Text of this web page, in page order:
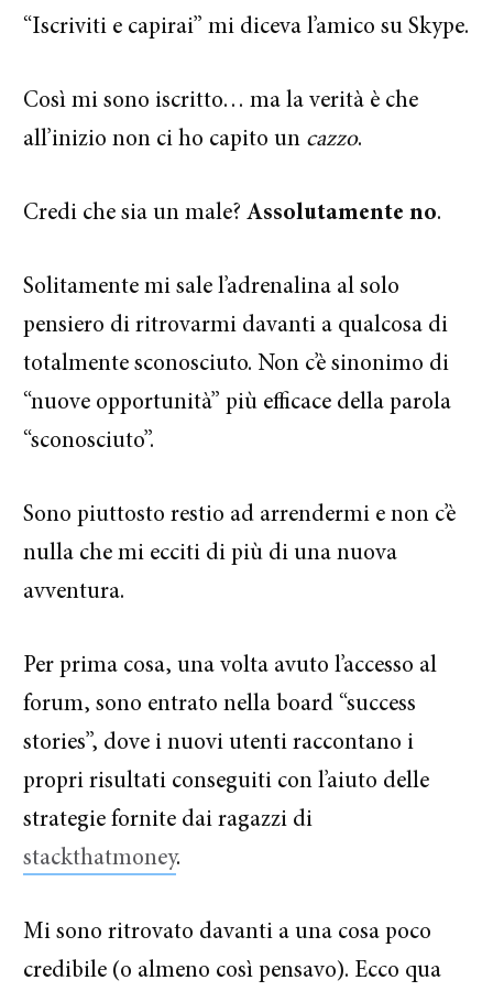
“Iscriviti e capirai” mi diceva l’amico su Skype.
Così mi sono iscritto… ma la verità è che
all’inizio non ci ho capito un cazzo.
Credi che sia un male?Assolutamente no.
Solitamente mi sale l’adrenalina al solo
pensiero di ritrovarmi davanti a qualcosa di
totalmente sconosciuto. Non c’è sinonimo di
“nuove opportunità” più efficace della parola
“sconosciuto”.
Sono piuttosto restio ad arrendermi e non c’è
nulla che mi ecciti di più di una nuova
avventura.
Per prima cosa, una volta avuto l’accesso al
forum, sono entrato nella board “success
stories”, dove i nuovi utenti raccontano i
propri risultati conseguiti con l’aiuto delle
strategie fornite dai ragazzi di
stackthatmoney.
Mi sono ritrovato davanti a una cosa poco
credibile (o almeno così pensavo). Ecco qua